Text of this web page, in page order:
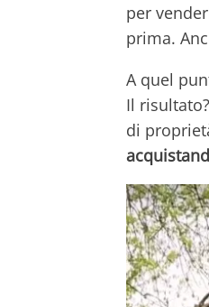
per
prima.
A quel
Il
di